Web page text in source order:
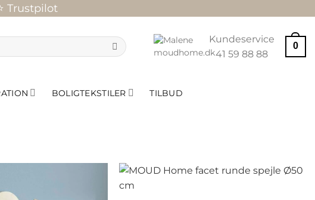
Trustpilot
Kundeservice
41 59 88 88
0
BOLIGTEKSTILER TILBUD